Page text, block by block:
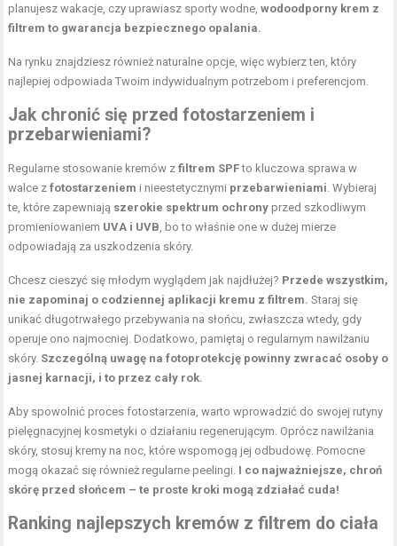
planujesz wakacje, czy uprawiasz sporty wodne,wodoodporny krem z
filtrem to gwarancja bezpiecznego opalania.
Na rynku znajdziesz również naturalne opcje, więc wybierz ten, który
najlepiej odpowiada Twoim indywidualnym potrzebom i preferencjom.
Jak chronić się przed fotostarzeniem i
przebarwieniami?
Regularne stosowanie kremów zfiltrem SPFto kluczowa sprawa w
walce zfotostarzeniem i nieestetycznymi przebarwieniami . Wybieraj
te, które zapewniają szerokie spektrum ochrony przed szkodliwym
promieniowaniem UVA i UVB , bo to właśnie one w dużej mierze
odpowiadają za uszkodzenia skóry.
Chcesz cieszyć się młodym wyglądem jak najdłużej? Przede wszystkim,
nie zapominaj o codziennej aplikacji kremu z filtrem. Staraj się
unikać długotrwałego przebywania na słońcu, zwłaszcza wtedy, gdy
operuje ono najmocniej. Dodatkowo, pamiętaj o regularnym nawilżaniu
skóry. Szczególną uwagę na fotoprotekcję powinny zwracać osoby o
jasnej karnacji, i to przez cały rok.
Aby spowolnić proces fotostarzenia, warto wprowadzić do swojej rutyny
pielęgnacyjnej kosmetyki o działaniu regenerującym. Oprócz nawilżania
skóry, stosuj kremy na noc, które wspomogą jej odbudowę. Pomocne
mogą okazać się również regularne peelingi. I co najważniejsze, chroń
skórę przed słońcem – te proste kroki mogą zdziałać cuda!
Ranking najlepszych kremów z filtrem do ciała